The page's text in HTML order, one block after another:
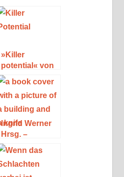
»Killer
potential« von
Hannah Deitch
Ingrid Werner
Hrsg. –
Mordsmäßig
Münchnerisch